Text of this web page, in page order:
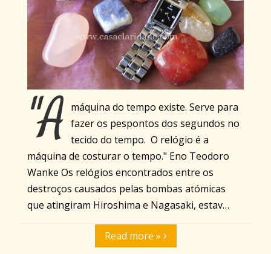
"A máquina do tempo existe. Serve para
fazer os pespontos dos segundos no
tecido do tempo. O relógio é a
máquina de costurar o tempo." Eno Teodoro
Wanke Os relógios encontrados entre os
destroços causados pelas bombas atómicas
que atingiram Hiroshima e Nagasaki, estav…
Read more »